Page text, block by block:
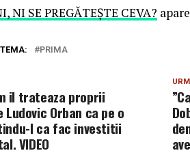
NI SE PREGĂTEȘTE CEVA?
PRIMA
il trateaza proprii
Orban ca pe o
l ca fac investitii
VIDEO